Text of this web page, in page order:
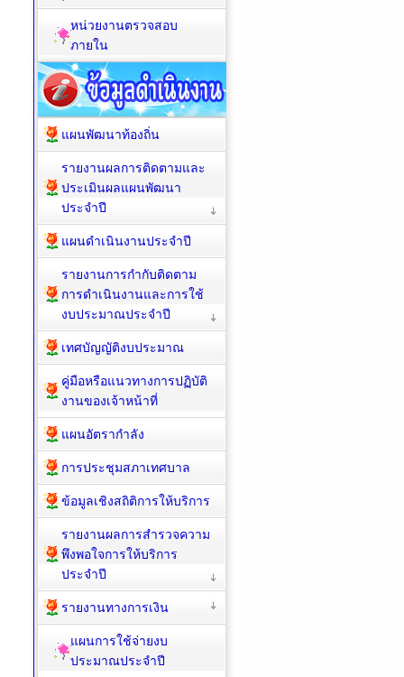
หน่วยงานตรวจสอบ
ภายใน
แผนพัฒนาท้องถิ่น
รายงานผลการติดตามและ
ประเมินผลแผนพัฒนา
ประจำปี
แผนดำเนินงานประจำปี
รายงานการกำกับติดตาม
การดำเนินงานและการใช้
งบประมาณประจำปี
เทศบัญญัติงบประมาณ
คู่มือหรือแนวทางการปฏิบัติ
งานของเจ้าหน้าที่
แผนอัตรากำลัง
การประชุมสภาเทศบาล
ข้อมูลเชิงสถิติการให้บริการ
รายงานผลการสำรวจความ
พึงพอใจการให้บริการ
ประจำปี
รายงานทางการเงิน
แผนการใช้จ่ายงบ
ประมาณประจำปี